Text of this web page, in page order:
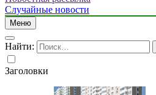
Случайные новости
Меню
Найти:
Заголовки